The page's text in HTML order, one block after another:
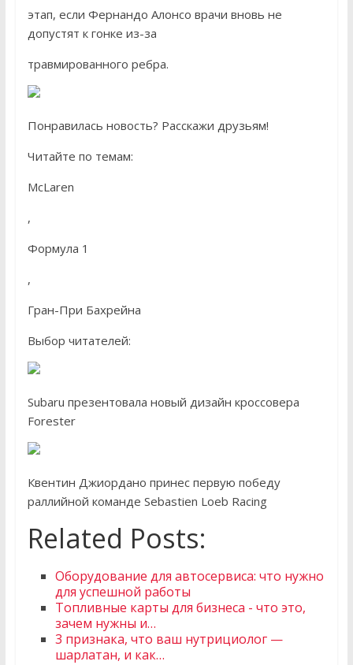
этап, если Фернандо Алонсо врачи вновь не
допустят к гонке из-за
травмированного ребра.
Понравилась новость? Расскажи друзьям!
Читайте по темам:
McLaren
,
Формула 1
,
Гран-При Бахрейна
Выбор читателей:
Subaru презентовала новый дизайн кроссовера
Forester
Квентин Джиордано принес первую победу
раллийной команде Sebastien Loeb Racing
Related Posts:
Оборудование для автосервиса: что нужно
для успешной работы
Топливные карты для бизнеса - что это,
зачем нужны и…
3 признака, что ваш нутрициолог —
шарлатан, и как…